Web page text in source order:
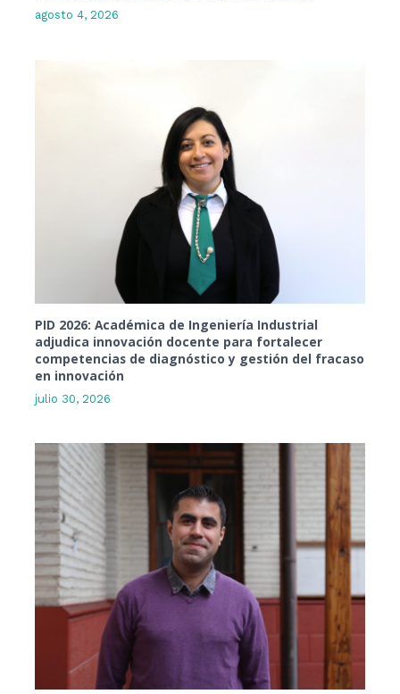
agosto 4, 2026
PID 2026: Académica de Ingeniería Industrial
adjudica innovación docente para fortalecer
competencias de diagnóstico y gestión del fracaso
en innovación
julio 30, 2026